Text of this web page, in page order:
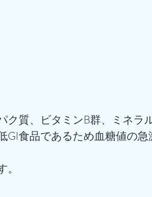
ク質、ビタミンB群、ミネ
GI食品であるため血糖値の急